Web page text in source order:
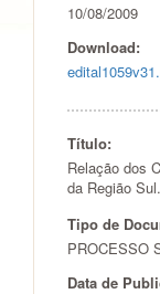
10/08/2009
Download:
Título:
Relação dos
da Região Sul.
Tipo de
PROCESSO
Data de